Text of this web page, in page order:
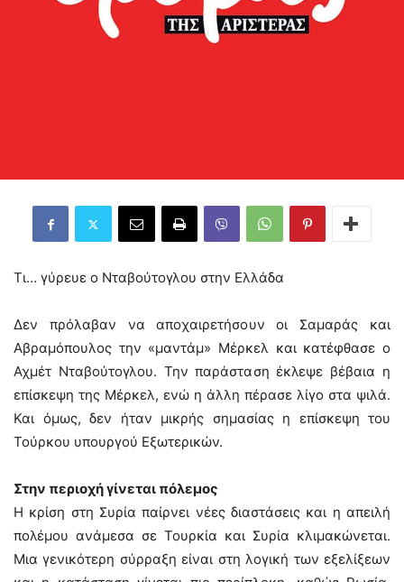
Τι… γύρευε ο Νταβούτογλου στην Ελλάδα
Δεν πρόλαβαν να αποχαιρετήσουν οι Σαμαράς και
Αβραμόπουλος την «μαντάμ» Μέρκελ και κατέφθασε ο
Αχμέτ Νταβούτογλου. Την παράσταση έκλεψε βέβαια η
επίσκεψη της Μέρκελ, ενώ η άλλη πέρασε λίγο στα ψιλά.
Και όμως, δεν ήταν μικρής σημασίας η επίσκεψη του
Τούρκου υπουργού Εξωτερικών.
Στην περιοχή γίνεται πόλεμος
Η κρίση στη Συρία παίρνει νέες διαστάσεις και η απειλή
πολέμου ανάμεσα σε Τουρκία και Συρία κλιμακώνεται.
Μια γενικότερη σύρραξη είναι στη λογική των εξελίξεων